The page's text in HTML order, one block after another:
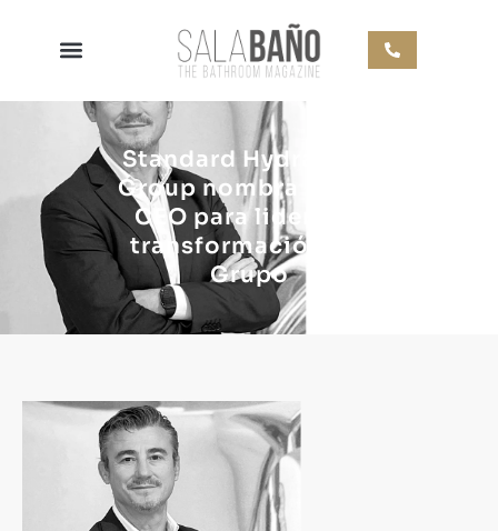
Standard Hydraulics
Group nombra nuevo
CEO para liderar la
transformación del
Grupo